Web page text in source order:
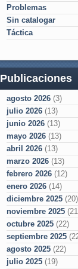
Problemas
Sin catalogar
Táctica
Publicaciones
agosto 2026 (3)
julio 2026 (13)
junio 2026 (13)
mayo 2026 (13)
abril 2026 (13)
marzo 2026 (13)
febrero 2026 (12)
enero 2026 (14)
diciembre 2025 (20)
noviembre 2025
octubre 2025 (22)
septiembre 2025
agosto 2025 (22)
julio 2025 (19)